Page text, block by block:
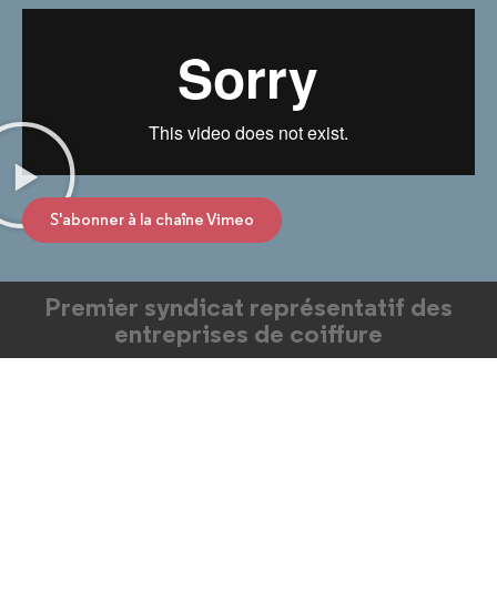
S'abonner à la chaîne Vimeo
Premier syndicat représentatif des
entreprises de coiffure